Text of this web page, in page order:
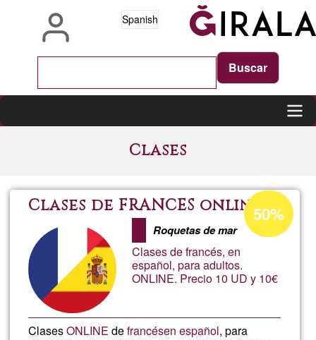
Spanish
Clases
Clases de FRANCÉS online
Roquetas de mar
Clases de francés, en
español, para adultos.
ONLINE. Precio 10 UD y 10€
ClasesONLINE defrancésen español, para
Porcentaje
de
aceptación
G1
50%